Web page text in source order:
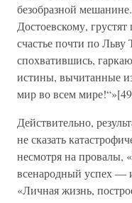
безобразной
Достоевскому,
счастье почти по
спохватившись,
истины, вычитанные из
мир во всем
Действительно,
не сказать
несмотря на провалы,
всенародный успех —
«Личная жизнь,